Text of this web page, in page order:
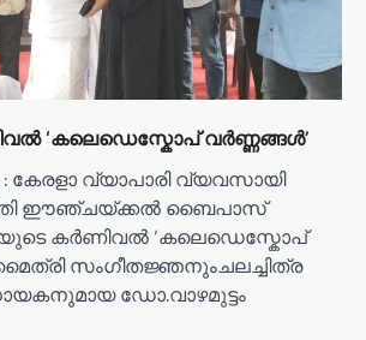
‘കലെഡെസ്കോപ് വർണ്ണങ്ങൾ’
കേരളാ വ്യാപാരി വ്യവസായി
ഈഞ്ചയ്ക്കൽ ബൈപാസ്
കർണിവൽ ‘കലെഡെസ്കോപ്
സംഗീതജ്ഞനുംചലച്ചിത്ര
ഡോ.വാഴമുട്ടം